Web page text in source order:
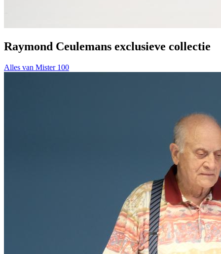
Raymond Ceulemans exclusieve collectie
Alles van Mister 100